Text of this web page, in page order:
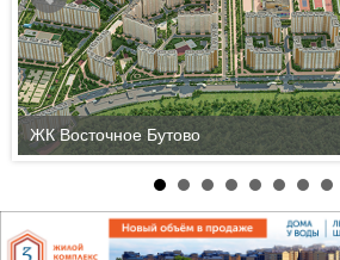
ЖК Восточное Бутово